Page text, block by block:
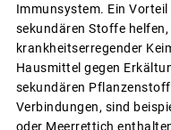
Immunsystem. Ein
sekundären Stoffe
krankheitserregender
Hausmittel gegen
sekundären
Verbindungen, sind
oder Meerrettich